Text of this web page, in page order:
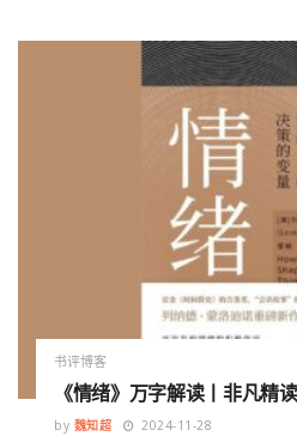
书评博客
《情绪》万字解读丨非凡精
by 魏知超 2024-11-28